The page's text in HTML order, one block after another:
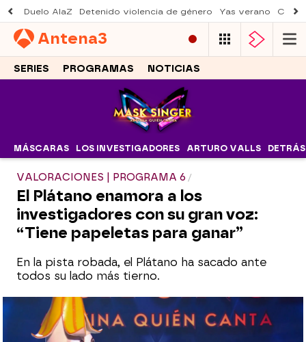
Duelo AlaZ Detenido violencia de género Yas verano
Antena3
SERIES PROGRAMAS NOTICIAS
MÁSCARAS LOS INVESTIGADORES ARTURO VALLS
VALORACIONES | PROGRAMA 6
El Plátano enamora a los
investigadores con su gran voz:
“Tiene papeletas para ganar”
En la pista robada, el Plátano ha sacado ante
todos su lado más tierno.